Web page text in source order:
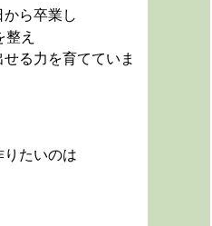
ら卒業し
え
る力を育てていま
りたいのは